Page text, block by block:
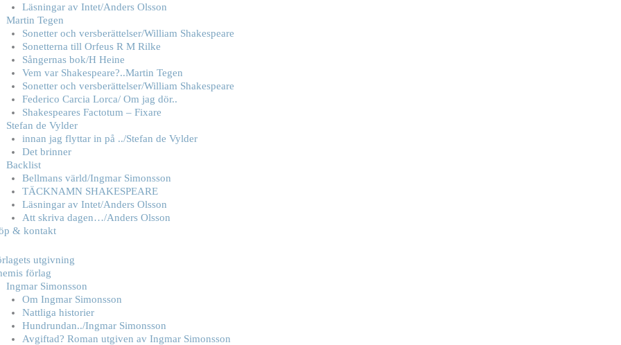
Läsningar av Intet/Anders Olsson
Martin Tegen
Sonetter och versberättelser/William Shakespeare
Sonetterna till Orfeus R M Rilke
Sångernas bok/H Heine
Vem var Shakespeare?..Martin Tegen
Sonetter och versberättelser/William Shakespeare
Federico Carcia Lorca/ Om jag dör..
Shakespeares Factotum – Fixare
Stefan de Vylder
innan jag flyttar in på ../Stefan de Vylder
Det brinner
Backlist
Bellmans värld/Ingmar Simonsson
TÄCKNAMN SHAKESPEARE
Läsningar av Intet/Anders Olsson
Att skriva dagen…/Anders Olsson
& kontakt
utgivning
förlag
Ingmar Simonsson
Om Ingmar Simonsson
Nattliga historier
Hundrundan../Ingmar Simonsson
Avgiftad? Roman utgiven av Ingmar Simonsson